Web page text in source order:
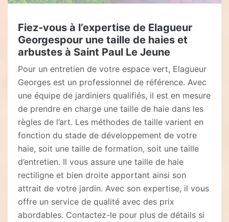
Fiez-vous à l’expertise de Elagueur
Georgespour une taille de haies et
arbustes à Saint Paul Le Jeune
Pour un entretien de votre espace vert, Elagueur
Georges est un professionnel de référence. Avec
une équipe de jardiniers qualifiés, il est en mesure
de prendre en charge une taille de haie dans les
règles de l’art. Les méthodes de taille varient en
fonction du stade de développement de votre
haie, soit une taille de formation, soit une taille
d’entretien. Il vous assure une taille de haie
rectiligne et bien droite apportant ainsi son
attrait de votre jardin. Avec son expertise, il vous
offre un service de qualité avec des prix
abordables. Contactez-le pour plus de détails si